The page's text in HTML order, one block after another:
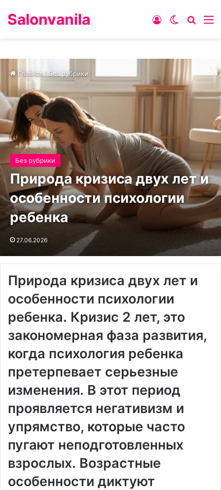
Salonvanila Switch skin
Войти
Главная/Без рубрики
Без рубрики
Природа кризиса двух лет и
особенности психологии
ребенка
27.06.2026
Природа кризиса двух лет и
особенности психологии
ребенка․ Кризис 2 лет, это
закономерная фаза развития,
когда психология ребенка
претерпевает серьезные
изменения․ В этот период
проявляется негативизм и
упрямство, которые часто
пугают неподготовленных
взрослых․ Возрастные
особенности диктуют